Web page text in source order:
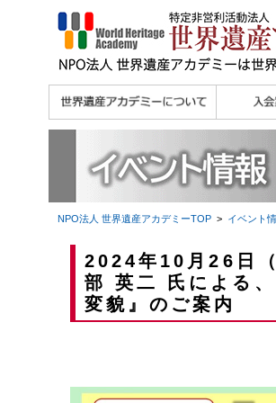
理念
メッセージ
主な活動内容
沿革
組織図・役員
研究員紹介 >>
宮澤 光 MIYAZAWA, Hikaru
研究員によるメディ
ア協力など
法人会員・協賛団体
メディア協力／プレ
個人会員
法人会員
会報誌サ
会員限定
NPO法人 世界遺産アカデミーTOP> イベント
2024年10月26日
部 英二 氏による
変貌』のご案内